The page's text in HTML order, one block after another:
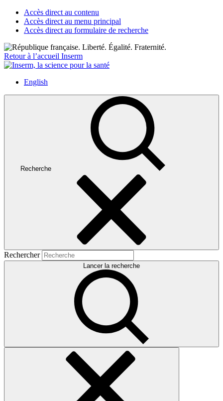
Accès direct au contenu
Accès direct au menu principal
Accès direct au formulaire de recherche
Retour à l’accueil Inserm
English
Recherche
Rechercher
Lancer la recherche